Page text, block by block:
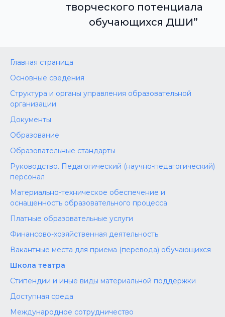
творческого потенциала
обучающихся ДШИ”
Главная страница
Основные сведения
Структура и органы управления образовательной
организации
Документы
Образование
Образовательные стандарты
Руководство. Педагогический (научно-педагогический)
персонал
Материально-техническое обеспечение и
оснащенность образовательного процесса
Платные образовательные услуги
Финансово-хозяйственная деятельность
Вакантные места для приема (перевода) обучающихся
Школа театра
Стипендии и иные виды материальной поддержки
Доступная среда
Международное сотрудничество